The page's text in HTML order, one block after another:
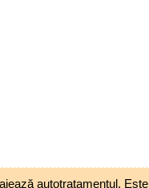
autotratamentul.